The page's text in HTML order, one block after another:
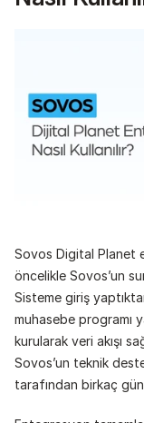
Sovos Digital Planet
öncelikle Sovos’un
Sisteme giriş
muhasebe programı
kurularak veri akışı
Sovos’un teknik
tarafından birkaç